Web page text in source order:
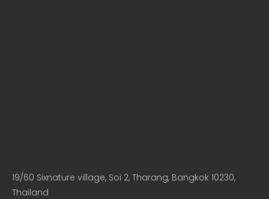
19/60 Sixnature village, Soi 2, Tharang, Bangkok 10230,
Thailand​